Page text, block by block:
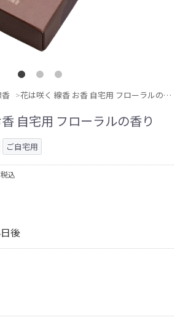
香 花は咲く 線香 お香 自宅用 フローラルの香り
自宅用 フローラルの香り
ご自宅用
税込
後